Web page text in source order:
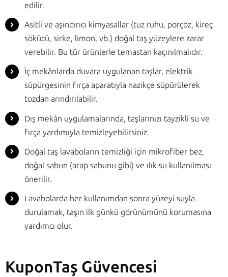
edilir.
Asitli ve aşındırıcı kimyasallar (tuz ruhu, porçöz, kireç
sökücü, sirke, limon, vb.) doğal taş yüzeylere zarar
verebilir. Bu tür ürünlerle temastan kaçınılmalıdır.
İç mekânlarda duvara uygulanan taşlar, elektrik
süpürgesinin fırça aparatıyla nazikçe süpürülerek
tozdan arındırılabilir.
Dış mekân uygulamalarında, taşlarınızı tayzikli su ve
fırça yardımıyla temizleyebilirsiniz.
Doğal taş lavaboların temizliği için mikrofiber bez,
doğal sabun (arap sabunu gibi) ve ılık su kullanılması
önerilir.
Lavabolarda her kullanımdan sonra yüzeyi suyla
durulamak, taşın ilk günkü görünümünü korumasına
yardımcı olur.
KuponTaş Güvencesi